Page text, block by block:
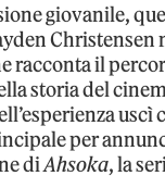
giovanile,
Christensen
racconta il
storia del
uscì
per
diAhsoka, la